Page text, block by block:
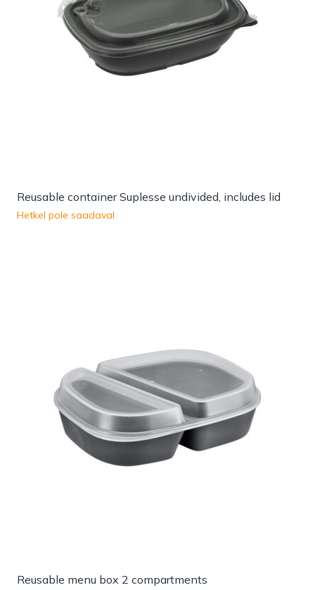
Reusable container Suplesse undivided, includes lid
Hetkel pole saadaval
Reusable menu box 2 compartments